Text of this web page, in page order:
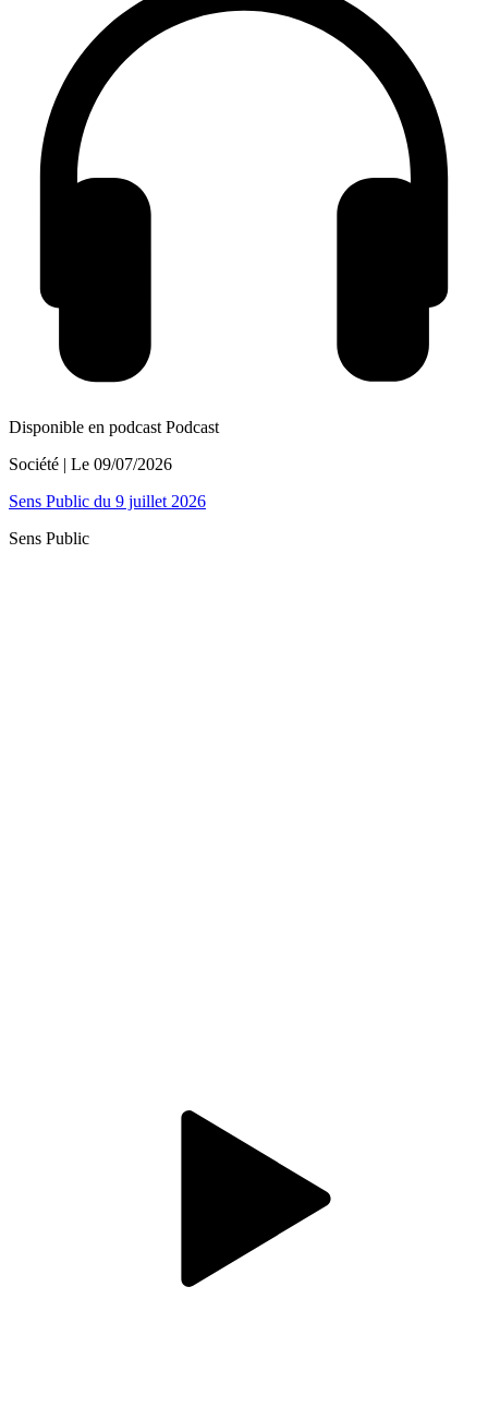
Disponible en podcast Podcast
Société | Le 09/07/2026
Sens Public du 9 juillet 2026
Sens Public